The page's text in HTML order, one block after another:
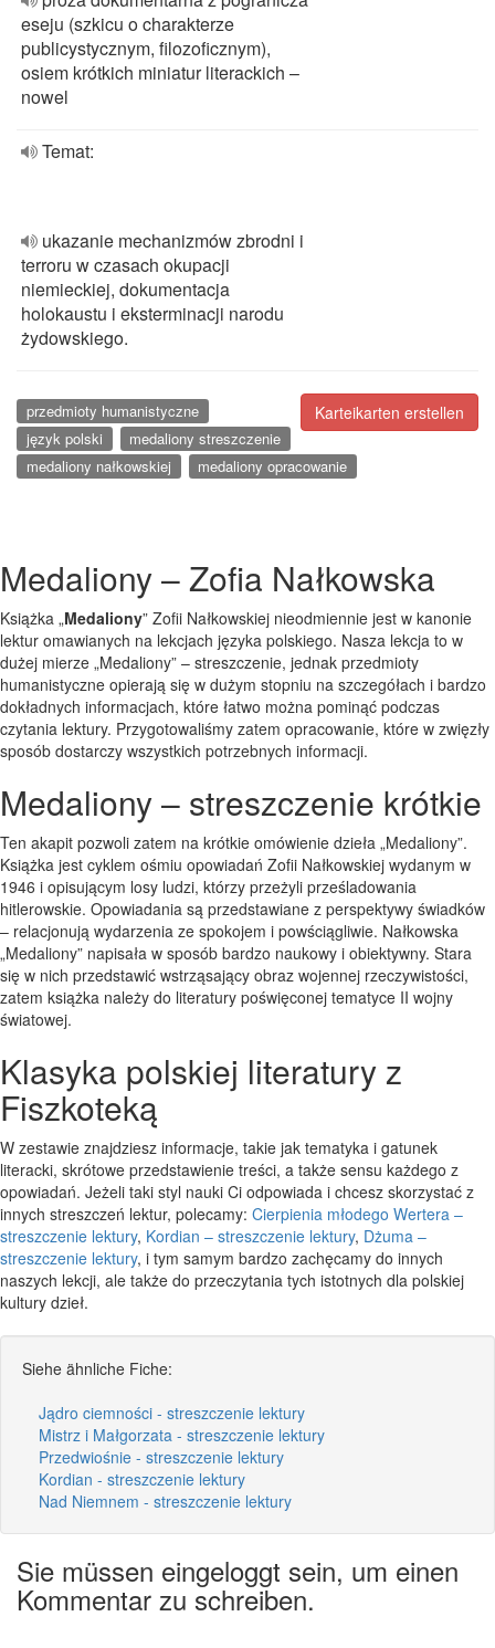
eseju (szkicu o charakterze
publicystycznym, filozoficznym),
osiem krótkich miniatur literackich –
nowel
Temat:
ukazanie mechanizmów zbrodni i
terroru w czasach okupacji
niemieckiej, dokumentacja
holokaustu i eksterminacji narodu
żydowskiego.
Karteikarten erstellen
przedmioty humanistyczne
język polski
medaliony streszczenie
medaliony nałkowskiej
medaliony opracowanie
Medaliony – Zofia Nałkowska
Książka „Medaliony” Zofii Nałkowskiej nieodmiennie jest w kanonie
lektur omawianych na lekcjach języka polskiego. Nasza lekcja to w
dużej mierze „Medaliony” – streszczenie, jednak przedmioty
humanistyczne opierają się w dużym stopniu na szczegółach i bardzo
dokładnych informacjach, które łatwo można pominąć podczas
czytania lektury. Przygotowaliśmy zatem opracowanie, które w zwięzły
sposób dostarczy wszystkich potrzebnych informacji.
Medaliony – streszczenie krótkie
Ten akapit pozwoli zatem na krótkie omówienie dzieła „Medaliony”.
Książka jest cyklem ośmiu opowiadań Zofii Nałkowskiej wydanym w
1946 i opisującym losy ludzi, którzy przeżyli prześladowania
hitlerowskie. Opowiadania są przedstawiane z perspektywy świadków
– relacjonują wydarzenia ze spokojem i powściągliwie. Nałkowska
„Medaliony” napisała w sposób bardzo naukowy i obiektywny. Stara
się w nich przedstawić wstrząsający obraz wojennej rzeczywistości,
zatem książka należy do literatury poświęconej tematyce II wojny
światowej.
Klasyka polskiej literatury z
Fiszkoteką
W zestawie znajdziesz informacje, takie jak tematyka i gatunek
literacki, skrótowe przedstawienie treści, a także sensu każdego z
opowiadań. Jeżeli taki styl nauki Ci odpowiada i chcesz skorzystać z
innych streszczeń lektur, polecamy: Cierpienia młodego Wertera –
streszczenie lektury, Kordian – streszczenie lektury, Dżuma –
streszczenie lektury, i tym samym bardzo zachęcamy do innych
naszych lekcji, ale także do przeczytania tych istotnych dla polskiej
kultury dzieł.
Siehe ähnliche Fiche:
Jądro ciemności - streszczenie lektury
Mistrz i Małgorzata - streszczenie lektury
Przedwiośnie - streszczenie lektury
Kordian - streszczenie lektury
Nad Niemnem - streszczenie lektury
Sie müssen eingeloggt sein, um einen
Kommentar zu schreiben.